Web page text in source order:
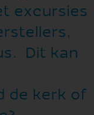
excursies
Dit kan
de kerk of